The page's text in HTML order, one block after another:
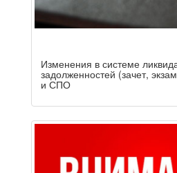
Изменения в системе
задолженностей (зачет,
и СПО